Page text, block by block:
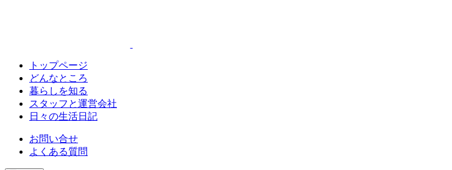
トップページ
どんなところ
暮らしを知る
スタッフと運営会社
日々の生活日記
お問い合せ
よくある質問